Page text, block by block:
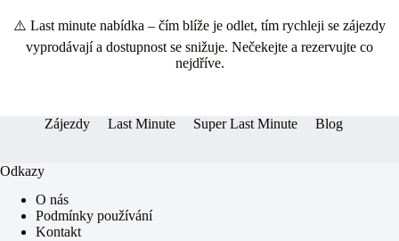
bo
ok
se
ng
ts re
⚠️ Last minute nabídka – čím blíže je odlet, tím rychleji se zájezdy
vyprodávají a dostupnost se snižuje. Nečekejte a rezervujte co
nejdříve.
Zájezdy Last Minute Super Last Minute Blog
Odkazy
O nás
Podmínky používání
Kontakt